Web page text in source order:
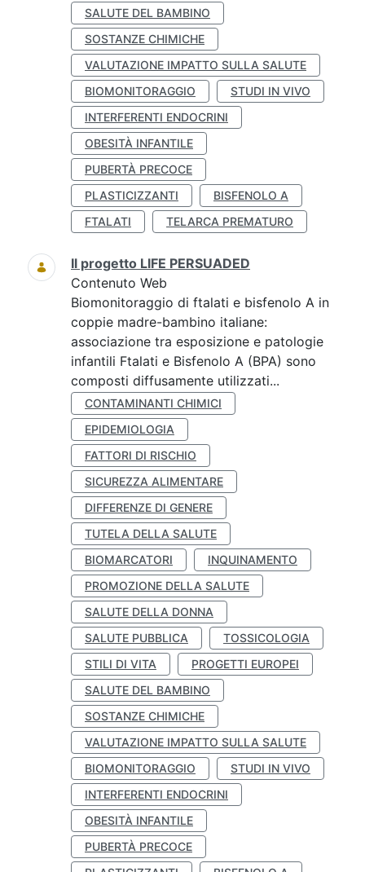
SALUTE DEL BAMBINO
SOSTANZE CHIMICHE
VALUTAZIONE IMPATTO SULLA SALUTE
BIOMONITORAGGIO
STUDI IN VIVO
INTERFERENTI ENDOCRINI
OBESITÀ INFANTILE
PUBERTÀ PRECOCE
PLASTICIZZANTI
BISFENOLO A
FTALATI
TELARCA PREMATURO
Il progetto LIFE PERSUADED
Contenuto Web
Biomonitoraggio di ftalati e bisfenolo A in
coppie madre-bambino italiane:
associazione tra esposizione e patologie
infantili Ftalati e Bisfenolo A (BPA) sono
composti diffusamente utilizzati...
CONTAMINANTI CHIMICI
EPIDEMIOLOGIA
FATTORI DI RISCHIO
SICUREZZA ALIMENTARE
DIFFERENZE DI GENERE
TUTELA DELLA SALUTE
BIOMARCATORI
INQUINAMENTO
PROMOZIONE DELLA SALUTE
SALUTE DELLA DONNA
SALUTE PUBBLICA
TOSSICOLOGIA
STILI DI VITA
PROGETTI EUROPEI
SALUTE DEL BAMBINO
SOSTANZE CHIMICHE
VALUTAZIONE IMPATTO SULLA SALUTE
BIOMONITORAGGIO
STUDI IN VIVO
INTERFERENTI ENDOCRINI
OBESITÀ INFANTILE
PUBERTÀ PRECOCE